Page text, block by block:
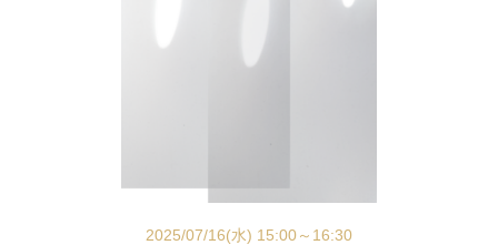
2025/07/16(水) 15:00～16:30